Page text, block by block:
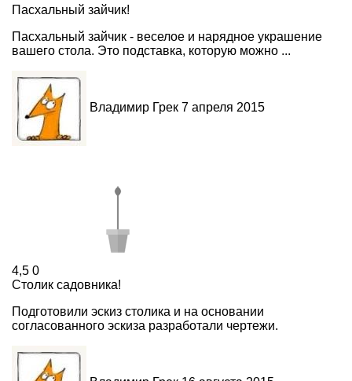
Пасхальный зайчик!
Пасхальный зайчик - веселое и нарядное украшение
вашего стола. Это подставка, которую можно ...
Владимир Грек 7 апреля 2015
4,5 0
Столик садовника!
Подготовили эскиз столика и на основании
согласованного эскиза разработали чертежи.